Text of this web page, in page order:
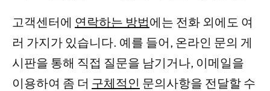
고객센터에 연락하는 방법에는 전화 외에도 여
러 가지가 있습니다. 예를 들어, 온라인 문의 게
시판을 통해 직접 질문을 남기거나, 이메일을
이용하여 좀 더 구체적인 문의사항을 전달할 수